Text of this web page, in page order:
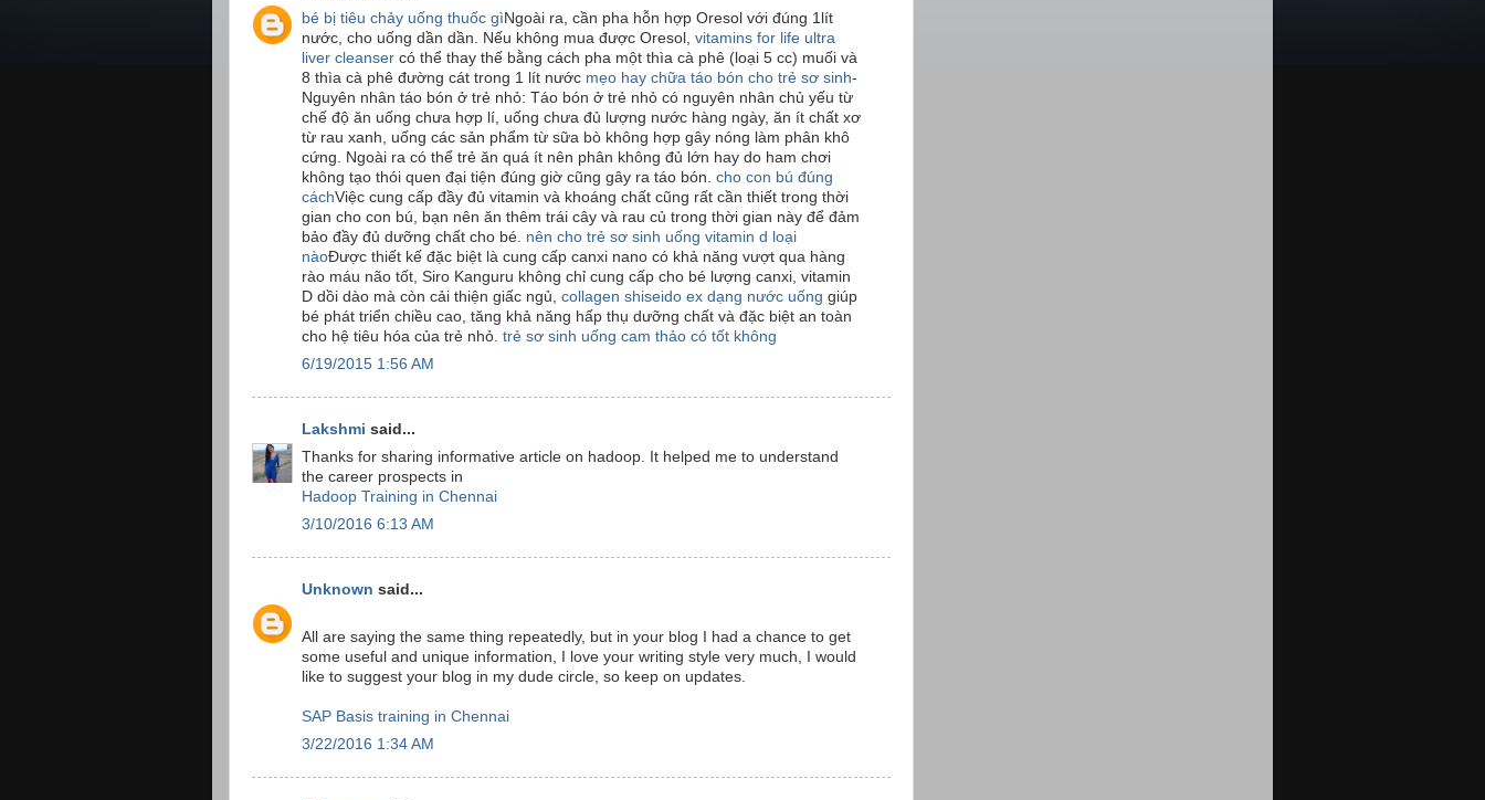
bé bị tiêu chảy uống thuốc gì Ngoài ra, cần pha hỗn hợp Oresol với đúng 1lít
nước, cho uống dần dần. Nếu không mua được Oresol, vitamins for life ultra
liver cleanser có thể thay thế bằng cách pha một thìa cà phê (loại 5 cc) muối và
8 thìa cà phê đường cát trong 1 lít nước mẹo hay chữa táo bón cho trẻ sơ sinh-
Nguyên nhân táo bón ở trẻ nhỏ: Táo bón ở trẻ nhỏ có nguyên nhân chủ yếu từ
chế độ ăn uống chưa hợp lí, uống chưa đủ lượng nước hàng ngày, ăn ít chất xơ
từ rau xanh, uống các sản phẩm từ sữa bò không hợp gây nóng làm phân khô
cứng. Ngoài ra có thể trẻ ăn quá ít nên phân không đủ lớn hay do ham chơi
không tạo thói quen đại tiện đúng giờ cũng gây ra táo bón. cho con bú đúng
cáchViệc cung cấp đầy đủ vitamin và khoáng chất cũng rất cần thiết trong thời
gian cho con bú, bạn nên ăn thêm trái cây và rau củ trong thời gian này để đảm
bảo đầy đủ dưỡng chất cho bé. nên cho trẻ sơ sinh uống vitamin d loại
nàoĐược thiết kế đặc biệt là cung cấp canxi nano có khả năng vượt qua hàng
rào máu não tốt, Siro Kanguru không chỉ cung cấp cho bé lượng canxi, vitamin
D dồi dào mà còn cải thiện giấc ngủ, collagen shiseido ex dạng nước uống giúp
bé phát triển chiều cao, tăng khả năng hấp thụ dưỡng chất và đặc biệt an toàn
cho hệ tiêu hóa của trẻ nhỏ. trẻ sơ sinh uống cam thảo có tốt không
6/19/2015 1:56 AM
Lakshmi said...
Thanks for sharing informative article on hadoop. It helped me to understand
the career prospects in
Hadoop Training in Chennai
3/10/2016 6:13 AM
Unknown said...
All are saying the same thing repeatedly, but in your blog I had a chance to get
some useful and unique information, I love your writing style very much, I would
like to suggest your blog in my dude circle, so keep on updates.
SAP Basis training in Chennai
3/22/2016 1:34 AM